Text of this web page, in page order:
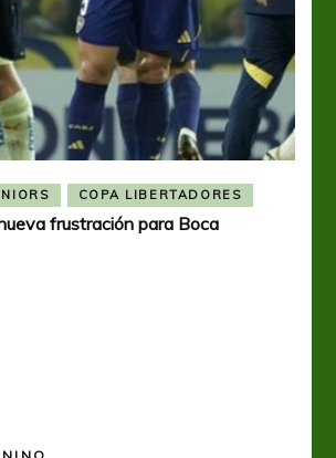
COPA LIBERTADORES
frustración para Boca